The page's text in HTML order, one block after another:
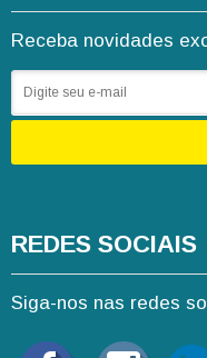
Receba novidades
REDES SOCIAIS
Siga-nos nas redes